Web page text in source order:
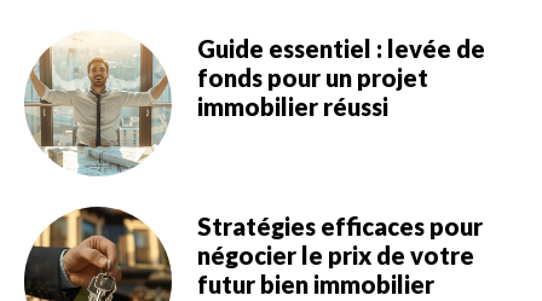
Guide essentiel : levée de
fonds pour un projet
immobilier réussi
Stratégies efficaces pour
négocier le prix de votre
futur bien immobilier